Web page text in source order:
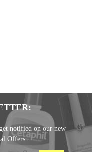
notified on our new
Offers.